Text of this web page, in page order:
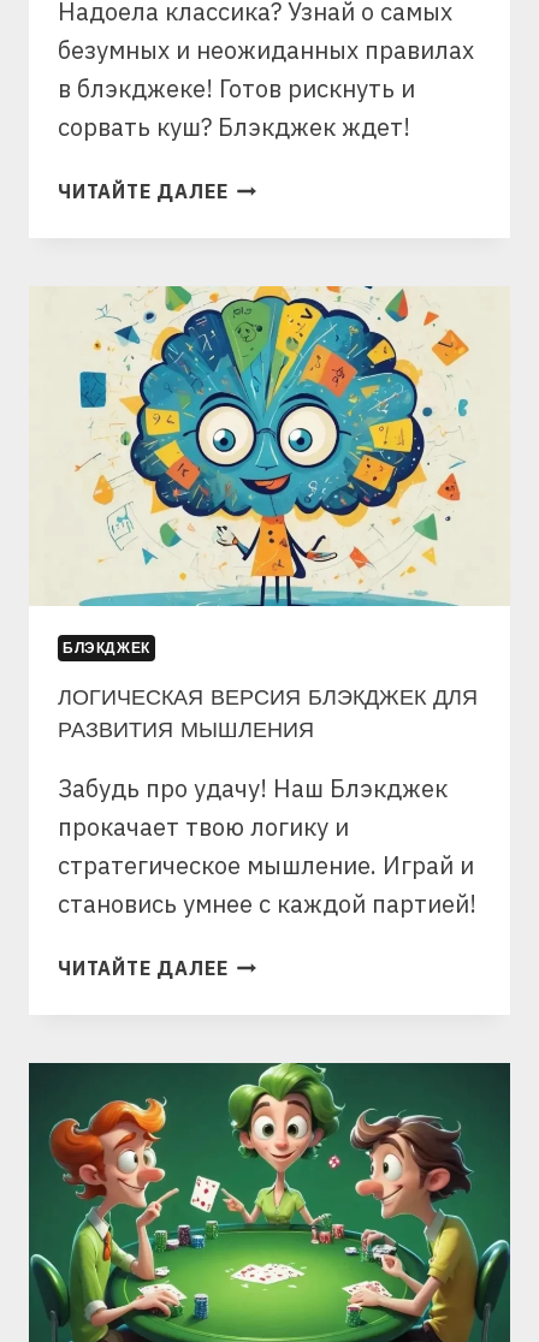
Надоела классика? Узнай о самых
безумных и неожиданных правилах
в блэкджеке! Готов рискнуть и
сорвать куш? Блэкджек ждет!
ЧИТАЙТЕ ДАЛЕЕНЕОБЫЧНЫЕ
В
АЛЬТЕРНАТИВА
КЛАССИКЕ
БЛЭКДЖЕК
ЛОГИЧЕСКАЯ ВЕРСИЯ БЛЭКДЖЕК ДЛЯ
РАЗВИТИЯ МЫШЛЕНИЯ
Забудь про удачу! Наш Блэкджек
прокачает твою логику и
стратегическое мышление. Играй и
становись умнее с каждой партией!
ЧИТАЙТЕ ДАЛЕЕЛОГИЧЕСКАЯ
БЛЭКДЖЕК
РАЗВИТИЯ
МЫШЛЕНИЯ